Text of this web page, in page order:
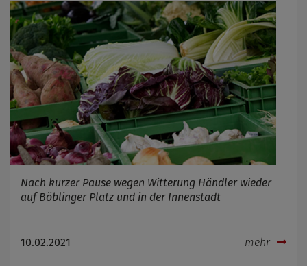
Nach kurzer Pause wegen Witterung Händler wieder
auf Böblinger Platz und in der Innenstadt
10.02.2021 mehr
Zweck
Marketing/Tracking
Cookie Name
_osm_totp_token
Cookie Laufzeit
Name
Cookies die bei der Verwendung von
OpenWeatherAPI gesetzt werden
Anbieter
Zweck
Cookie Name
Cookie Laufzeit